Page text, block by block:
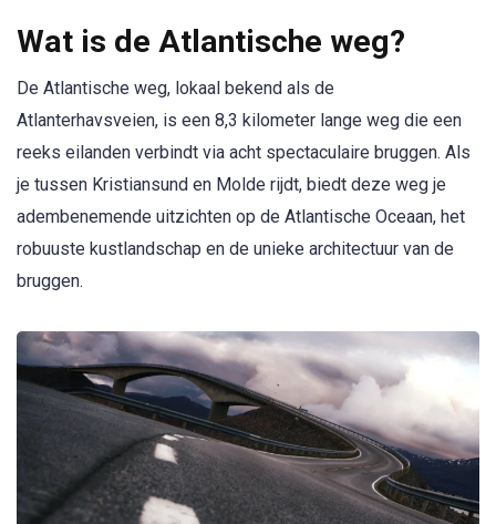
Wat is de Atlantische weg?
De Atlantische weg, lokaal bekend als de
Atlanterhavsveien, is een 8,3 kilometer lange weg die een
reeks eilanden verbindt via acht spectaculaire bruggen. Als
je tussen Kristiansund en Molde rijdt, biedt deze weg je
adembenemende uitzichten op de Atlantische Oceaan, het
robuuste kustlandschap en de unieke architectuur van de
bruggen.